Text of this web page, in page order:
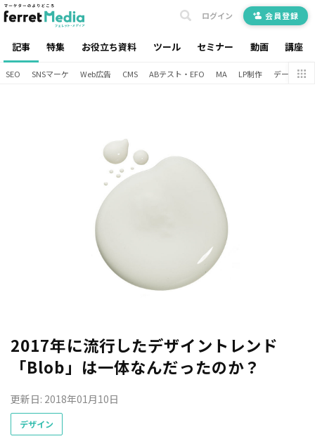
記事 特集 お役立ち資料 ツール セミナー 動画 講座
ログイン 会員登録
SEO SNSマーケ Web広告 CMS ABテスト・EFO MA LP制作 データ分析
2017年に流行したデザイントレンド
「Blob」は一体なんだったのか？
更新日: 2018年01月10日
デザイン